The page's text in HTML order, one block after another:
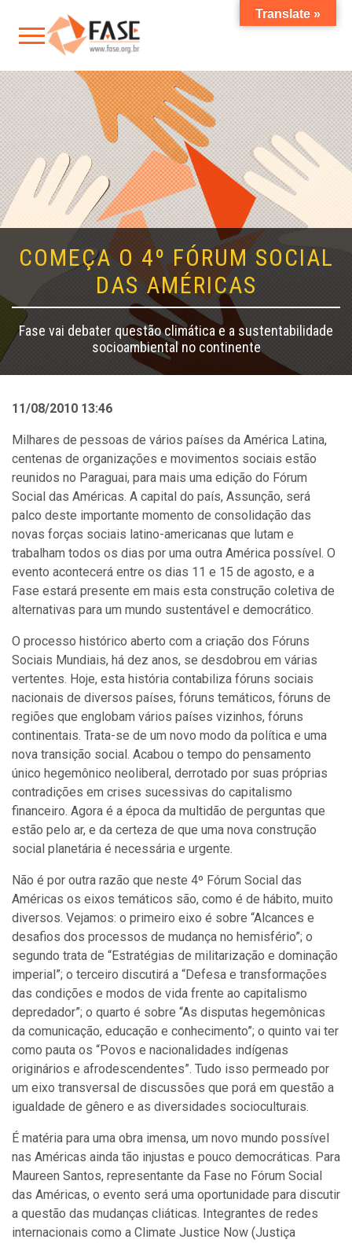
COMEÇA O 4º FÓRUM SOCIAL
DAS AMÉRICAS
Fase vai debater questão climática e a sustentabilidade
socioambiental no continente
11/08/2010 13:46
Milhares de pessoas de vários países da América Latina,
centenas de organizações e movimentos sociais estão
reunidos no Paraguai, para mais uma edição do Fórum
Social das Américas. A capital do país, Assunção, será
palco deste importante momento de consolidação das
novas forças sociais latino-americanas que lutam e
trabalham todos os dias por uma outra América possível. O
evento acontecerá entre os dias 11 e 15 de agosto, e a
Fase estará presente em mais esta construção coletiva de
alternativas para um mundo sustentável e democrático.
O processo histórico aberto com a criação dos Fóruns
Sociais Mundiais, há dez anos, se desdobrou em várias
vertentes. Hoje, esta história contabiliza fóruns sociais
nacionais de diversos países, fóruns temáticos, fóruns de
regiões que englobam vários países vizinhos, fóruns
continentais. Trata-se de um novo modo da política e uma
nova transição social. Acabou o tempo do pensamento
único hegemônico neoliberal, derrotado por suas próprias
contradições em crises sucessivas do capitalismo
financeiro. Agora é a época da multidão de perguntas que
estão pelo ar, e da certeza de que uma nova construção
social planetária é necessária e urgente.
Não é por outra razão que neste 4º Fórum Social das
Américas os eixos temáticos são, como é de hábito, muito
diversos. Vejamos: o primeiro eixo é sobre “Alcances e
desafios dos processos de mudança no hemisfério”; o
segundo trata de “Estratégias de militarização e dominação
imperial”; o terceiro discutirá a “Defesa e transformações
das condições e modos de vida frente ao capitalismo
depredador”; o quarto é sobre “As disputas hegemônicas
da comunicação, educação e conhecimento”; o quinto vai ter
como pauta os “Povos e nacionalidades indígenas
originários e afrodescendentes”. Tudo isso permeado por
um eixo transversal de discussões que porá em questão a
igualdade de gênero e as diversidades socioculturais.
É matéria para uma obra imensa, um novo mundo possível
nas Américas ainda tão injustas e pouco democráticas. Para
Maureen Santos, representante da Fase no Fórum Social
das Américas, o evento será uma oportunidade para discutir
a questão das mudanças cliáticas. Integrantes de redes
internacionais como a Climate Justice Now (Justiça
Translate »